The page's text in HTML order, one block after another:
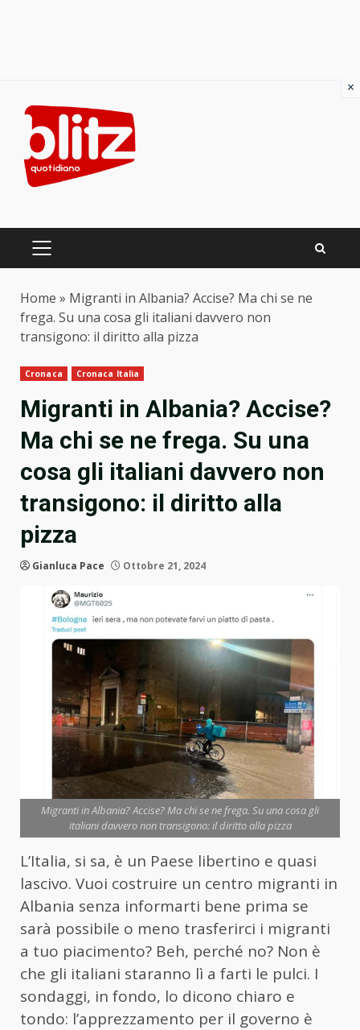
content
PRIMARY
Home » Migranti in Albania? Accise? Ma chi se ne
frega. Su una cosa gli italiani davvero non
transigono: il diritto alla pizza
Cronaca Cronaca Italia
Migranti in Albania? Accise?
Ma chi se ne frega. Su una
cosa gli italiani davvero non
transigono: il diritto alla
pizza
Gianluca Pace Ottobre 21, 2024
Migranti in Albania? Accise? Ma chi se ne frega. Su una cosa gli
italiani davvero non transigono: il diritto alla pizza
L’Italia, si sa, è un Paese libertino e quasi
lascivo. Vuoi costruire un centro migranti in
Albania senza informarti bene prima se
sarà possibile o meno trasferirci i migranti
a tuo piacimento? Beh, perché no? Non è
che gli italiani staranno lì a farti le pulci. I
sondaggi, in fondo, lo dicono chiaro e
tondo: l’apprezzamento per il governo è
×